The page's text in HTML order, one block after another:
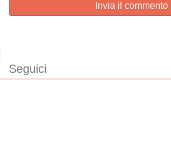
Invia il commento
Seguici